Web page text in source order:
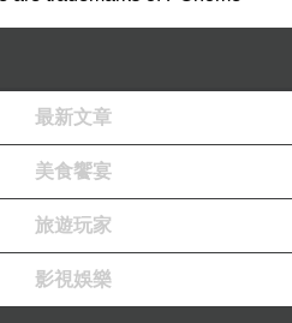
最新文章
美食饗宴
旅遊玩家
影視娛樂